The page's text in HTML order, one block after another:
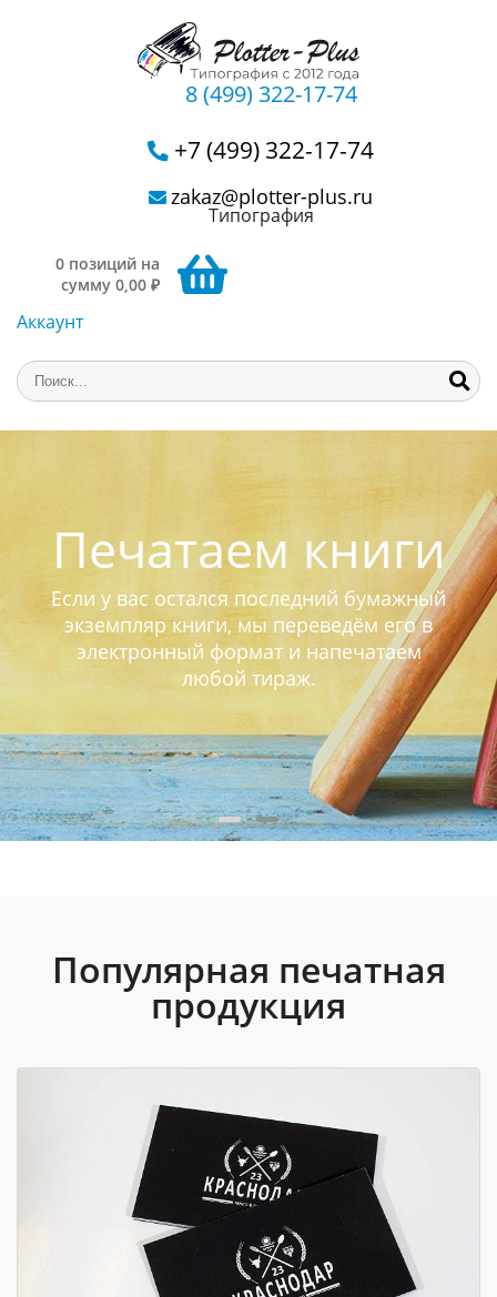
8 (499) 322-17-74
+7 (499) 322-17-74
zakaz@plotter-plus.ru
Типография
0 позиций на
сумму 0,00 ₽
Аккаунт
Печатаем книги
Если у вас остался последний бумажный
экземпляр книги, мы переведём его в
электронный формат и напечатаем
любой тираж.
Популярная печатная
продукция